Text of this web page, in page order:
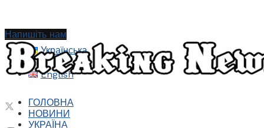
Українська
English
Напишіть нам
ГОЛОВНА
НОВИНИ
УКРАЇНА